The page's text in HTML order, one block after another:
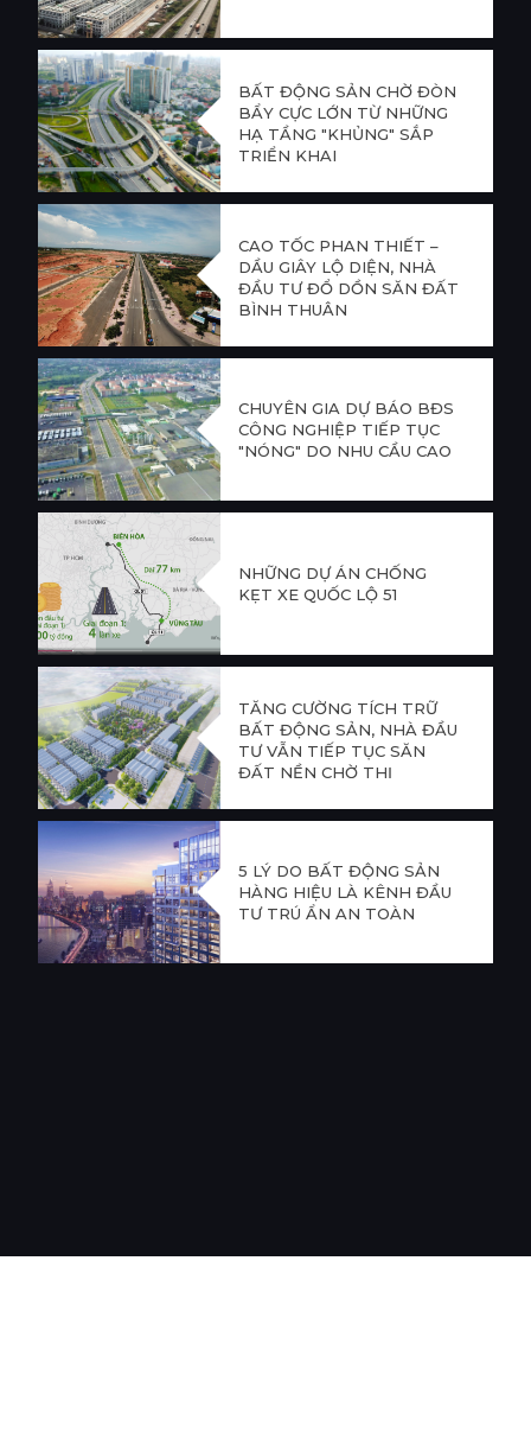
BẤT ĐỘNG SẢN CHỜ ĐÒN
BẨY CỰC LỚN TỪ NHỮNG
HẠ TẦNG "KHỦNG" SẮP
TRIỂN KHAI
CAO TỐC PHAN THIẾT –
DẦU GIÂY LỘ DIỆN, NHÀ
ĐẦU TƯ ĐỔ DỒN SĂN ĐẤT
BÌNH THUẬN
CHUYÊN GIA DỰ BÁO BĐS
CÔNG NGHIỆP TIẾP TỤC
"NÓNG" DO NHU CẦU CAO
NHỮNG DỰ ÁN CHỐNG
KẸT XE QUỐC LỘ 51
TĂNG CƯỜNG TÍCH TRỮ
BẤT ĐỘNG SẢN, NHÀ ĐẦU
TƯ VẪN TIẾP TỤC SĂN
ĐẤT NỀN CHỜ THỊ
QUÝ 3
5 LÝ DO BẤT ĐỘNG SẢN
HÀNG HIỆU LÀ KÊNH ĐẦU
TƯ TRÚ ẨN AN TOÀN